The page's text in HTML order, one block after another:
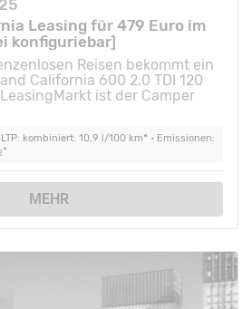
Leasing für 479 Euro im
konfiguriebar]
Reisen bekommt ein
California 600 2.0 TDI 120
ist der Camper
kombiniert: 10,9 l/100 km* • Emissionen:
*
MEHR